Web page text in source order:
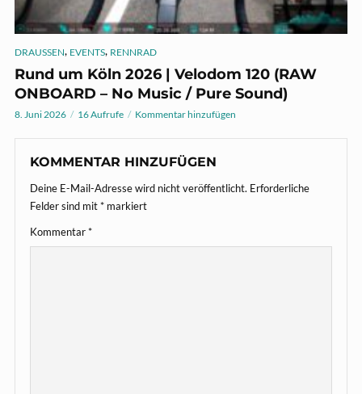
DRAUSSEN, EVENTS, RENNRAD
Rund um Köln 2026 | Velodom 120 (RAW
ONBOARD – No Music / Pure Sound)
8. Juni 2026 16 Aufrufe Kommentar hinzufügen
KOMMENTAR HINZUFÜGEN
Deine E-Mail-Adresse wird nicht veröffentlicht. Erforderliche
Felder sind mit* markiert
Kommentar*